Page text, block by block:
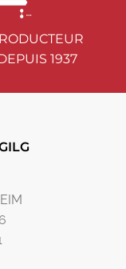
1937